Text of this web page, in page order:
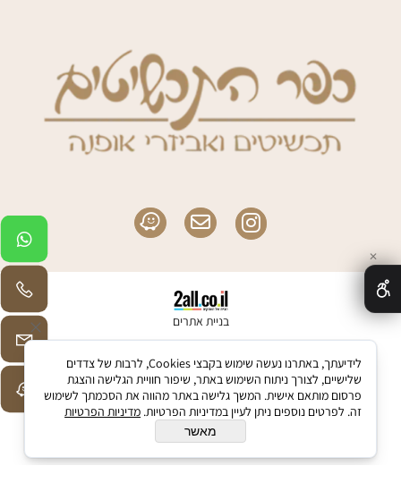
בניית אתרים
✕
לידיעתך, באתרנו נעשה שימוש בקבצי Cookies, לרבות של צדדים
שלישיים, לצורך ניתוח השימוש באתר, שיפור חוויית הגלישה והצגת
פרסום מותאם אישית. המשך גלישה באתר מהווה את הסכמתך לשימוש
זה. לפרטים נוספים ניתן לעיין במדיניות הפרטיות. מדיניות הפרטיות
מאשר